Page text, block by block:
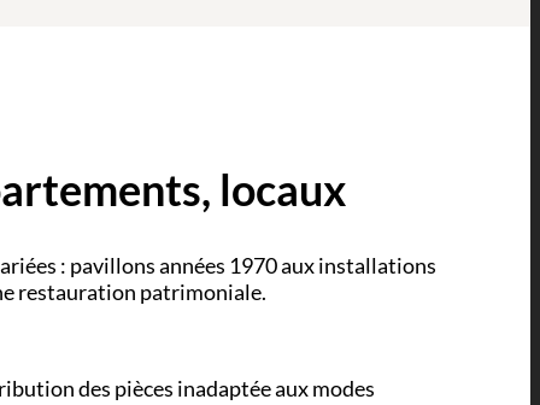
locaux
: pavillons années 1970 aux installations
restauration patrimoniale.
des pièces inadaptée aux modes